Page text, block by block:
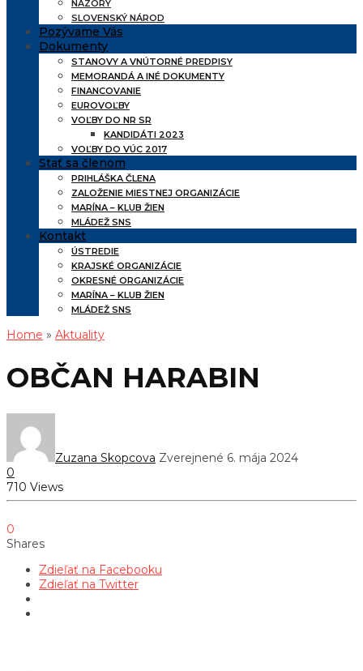
NÁZORY
SLOVENSKÝ NÁROD
Pozývame Vás
Dokumenty
STANOVY A VNÚTORNÉ PREDPISY
MEMORANDÁ A INÉ DOKUMENTY
FINANCOVANIE
EUROVOĽBY
VOĽBY DO NR SR
KANDIDÁTI 2023
VOĽBY DO VÚC 2017
Stať sa členom
PRIHLÁŠKA ČLENA
ZALOŽENIE MIESTNEJ ORGANIZÁCIE
MARÍNA – KLUB ŽIEN
MLÁDEŽ SNS
Kontakt
ÚSTREDIE
KRAJSKÉ ORGANIZÁCIE
OKRESNÉ ORGANIZÁCIE
MARÍNA – KLUB ŽIEN
MLÁDEŽ SNS
Home » Aktuality
OBČAN HARABIN
Zuzana Skopcova Zverejnené 6. mája 2024
0
710 Views
0
Shares
Zdieľať na Facebooku
Zdieľať na Twitter